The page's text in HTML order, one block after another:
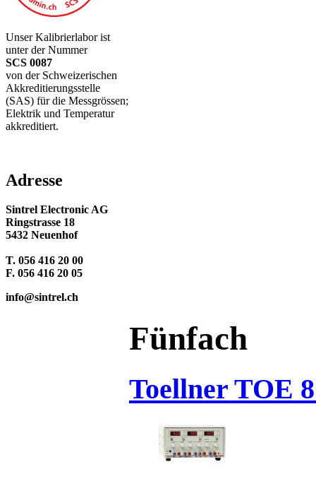
Unser Kalibrierlabor ist
unter der Nummer
SCS 0087
von der Schweizerischen
Akkreditierungsstelle
(SAS) für die Messgrössen;
Elektrik und Temperatur
akkreditiert.
Adresse
Sintrel Electronic AG
Ringstrasse 18
5432 Neuenhof
T. 056 416 20 00
F. 056 416 20 05
info@sintrel.ch
Fünfach
Toellner TOE